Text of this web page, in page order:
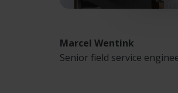
Marcel
Senior field service